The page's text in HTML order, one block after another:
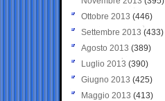
Ottobre 2013 (446)
Settembre 2013 (433)
Agosto 2013 (389)
Luglio 2013 (390)
Giugno 2013 (425)
Maggio 2013 (413)